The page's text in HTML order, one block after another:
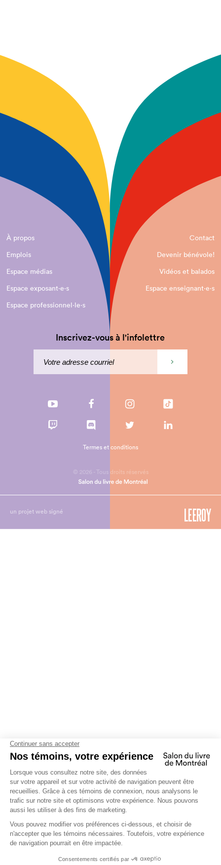
À propos
Contact
Emplois
Devenir bénévole!
Espace médias
Vidéos et balados
Espace exposant·e⋅s
Espace enseignant·e⋅s
Espace professionnel·le⋅s
Inscrivez-vous à l'infolettre
© 2026 - Tous droits réservés
Termes et conditions
un projet web signé